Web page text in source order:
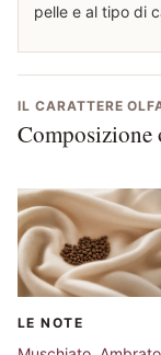
pelle e al tipo di
IL CARATTERE
Composizione
LE NOTE